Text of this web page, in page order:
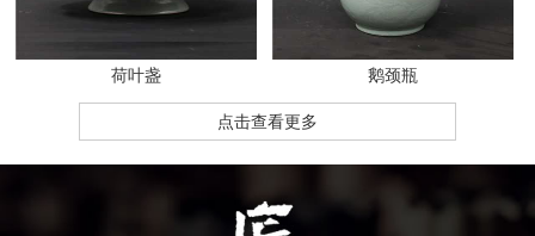
荷叶盏 鹅颈瓶
点击查看更多